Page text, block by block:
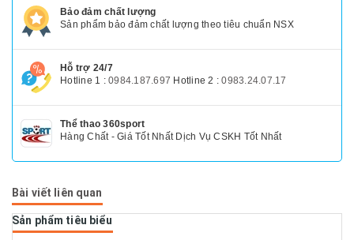
Bảo đảm chất lượng
Sản phẩm bảo đảm chất lượng theo tiêu chuẩn NSX
Hỗ trợ 24/7
Hotline 1 : 0984.187.697 Hotline 2 :0983.24.07.17
Thể thao 360sport
Hàng Chất - Giá Tốt Nhất Dịch Vụ CSKH Tốt Nhất
Bài viết liên quan
Sản phẩm tiêu biểu